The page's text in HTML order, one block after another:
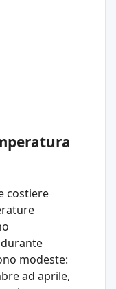
costiere
durante
modeste:
ad aprile,